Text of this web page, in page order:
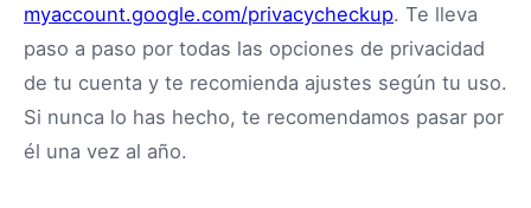
myaccount.google.com/privacycheckup. Te lleva
paso a paso por todas las opciones de privacidad
de tu cuenta y te recomienda ajustes según tu uso.
Si nunca lo has hecho, te recomendamos pasar por
él una vez al año.